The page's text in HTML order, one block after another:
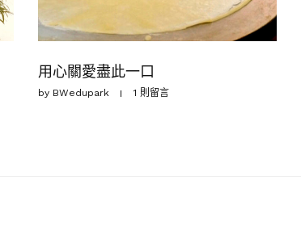
用心關愛盡此一口
by BWedupark 1 則留言